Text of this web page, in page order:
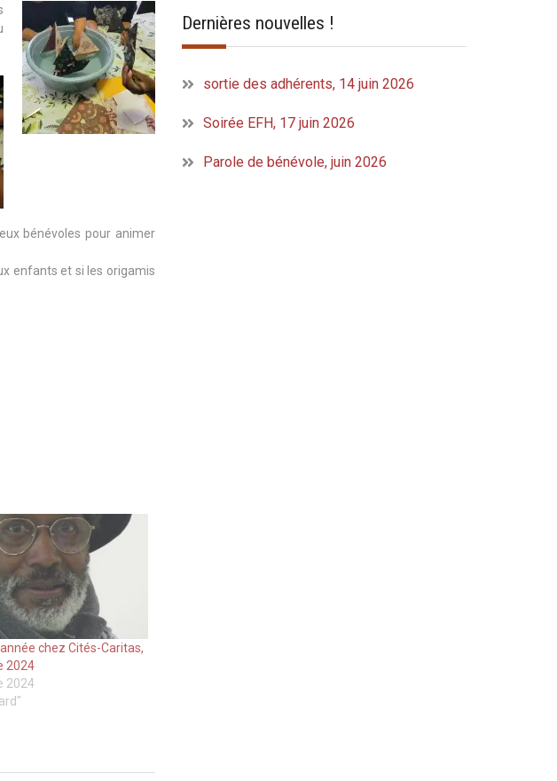
bénévoles pour animer
enfants et si les origamis
chez Cités-Caritas,
2024
2024
Dernières nouvelles !
sortie des adhérents, 14 juin 2026
Soirée EFH, 17 juin 2026
Parole de bénévole, juin 2026